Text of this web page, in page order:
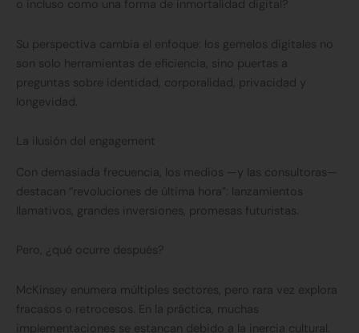
o incluso como una forma de inmortalidad digital?
Su perspectiva cambia el enfoque: los gemelos digitales no
son solo herramientas de eficiencia, sino puertas a
preguntas sobre identidad, corporalidad, privacidad y
longevidad.
La ilusión del engagement
Con demasiada frecuencia, los medios —y las consultoras—
destacan “revoluciones de última hora”: lanzamientos
llamativos, grandes inversiones, promesas futuristas.
Pero, ¿qué ocurre después?
McKinsey enumera múltiples sectores, pero rara vez explora
fracasos o retrocesos. En la práctica, muchas
implementaciones se estancan debido a la inercia cultural.